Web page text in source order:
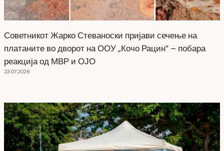
Советникот Жарко Стеваноски пријави сечење на
платаните во дворот на ООУ „Кочо Рацин“ – побара
реакција од МВР и ОЈО
23.07.2026